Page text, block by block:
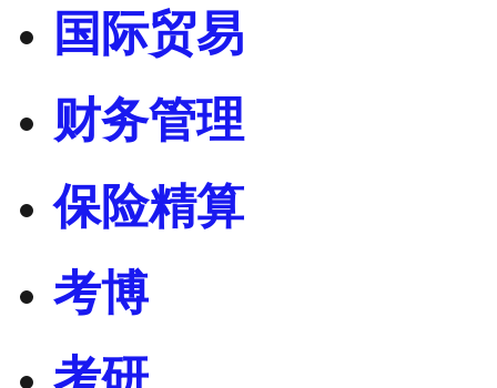
国际贸易
财务管理
保险精算
考博